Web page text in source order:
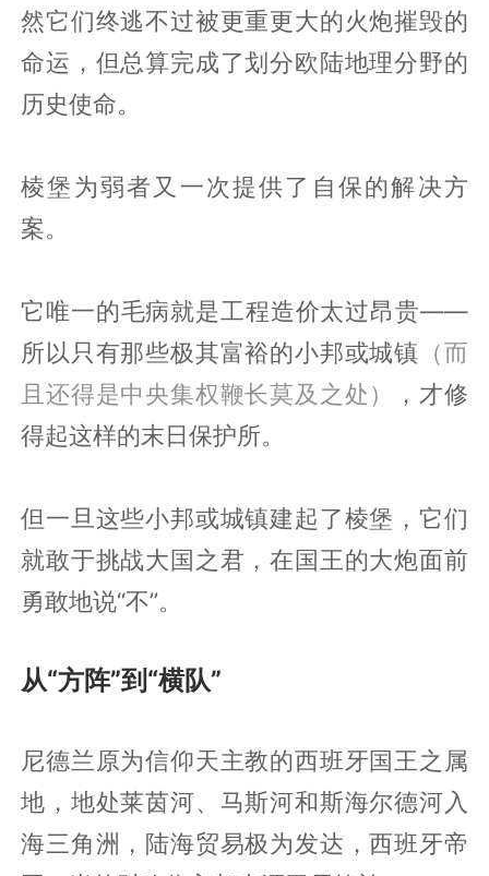
然它们终逃不过被更重更大的火炮摧毁的
命运，但总算完成了划分欧陆地理分野的
历史使命。
棱堡为弱者又一次提供了自保的解决方
案。
它唯一的毛病就是工程造价太过昂贵——
所以只有那些极其富裕的小邦或城镇 （而
且还得是中央集权鞭长莫及之处）
，才修
得起这样的末日保护所。
但一旦这些小邦或城镇建起了棱堡，它们
就敢于挑战大国之君，在国王的大炮面前
勇敢地说“不”。
从“方阵”到“横队”
尼德兰原为信仰天主教的西班牙国王之属
地，地处莱茵河、马斯河和斯海尔德河入
海三角洲，陆海贸易极为发达，西班牙帝